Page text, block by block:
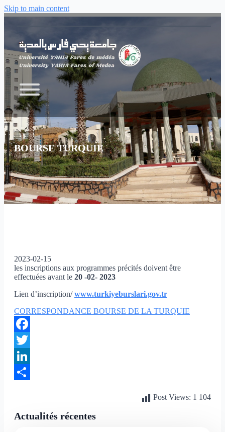
Skip to main content
BOURSE TURQUIE
2023-02-15
les inscriptions aux programmes précités doivent être
effectuées avant le 20 -02- 2023
Lien d’inscription/www.turkiyeburslari.gov.tr
CORRESPONDANCE BOURSE DE LA TURQUIE
Facebook
Twitter
LinkedIn
Post Views: 1 104
Actualités récentes